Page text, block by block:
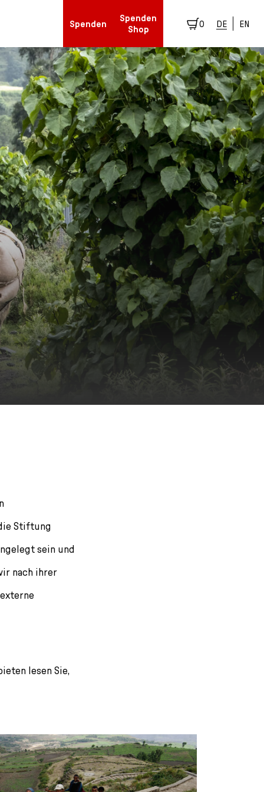
Spenden
Spenden
Shop
0 DE EN
Stiftung
sein und
nach ihrer
lesen Sie,